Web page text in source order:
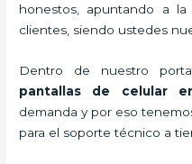
honestos, apuntando a
clientes, siendo ustedes
Dentro de nuestro
pantallas de celularen
demanda y por eso
para el soporte técnico a